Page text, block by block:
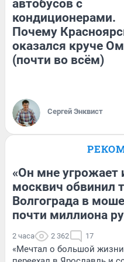
автобусов с
кондиционерами.
Почему
оказался круче
(почти во всём)
Сергей Энквист
«Он мне угрожает
москвич обвинил
Волгограда в
почти миллиона
2 часа 2 362 17
«Мечтал о большой